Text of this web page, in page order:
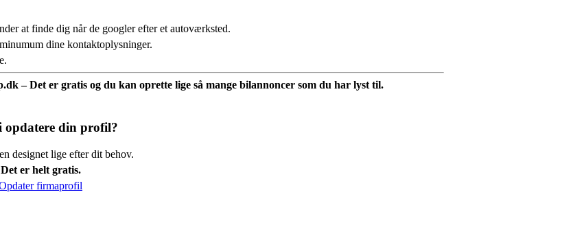
at finde dig når de googler efter et autoværksted.
dine kontaktoplysninger.
– Det er gratis og du kan oprette lige så mange bilannoncer som du har lyst til.
opdatere din profil?
designet lige efter dit behov.
Det er helt gratis.
firmaprofil